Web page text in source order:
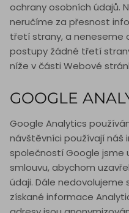
ochrany osobních údajů.
neručíme za přesnost
třetí strany, a neneseme
postupy žádné třetí
níže v části Webové
GOOGLE
Google Analytics
návštěvníci používají náš
společností Google jsme
smlouvu, abychom
údaji. Dále
získané informace